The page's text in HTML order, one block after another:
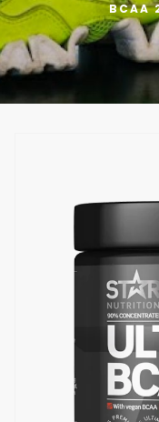
BCAA